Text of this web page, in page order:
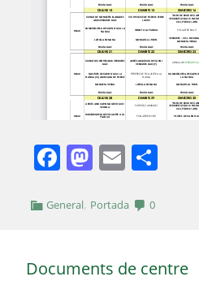
Facebook
Mastodon
Email
General, Portada 0
Documents de centre